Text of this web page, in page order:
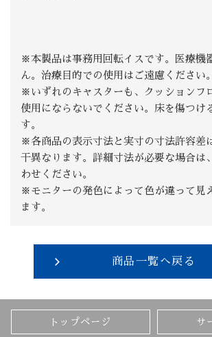
※本製品は事務用回転イスです。医療機
ん。治療目的での使用はご遠慮ください。
※いずれのキャスターも、クッションフ
使用にならないでください。床を傷つけ
す。
※各商品の表示寸法と実寸の寸法許容差
干異なります。詳細寸法が必要な場合は
わせください。
※モニターの発色によって色が違って見
ます。
商品一覧へ戻る
トップページ サ